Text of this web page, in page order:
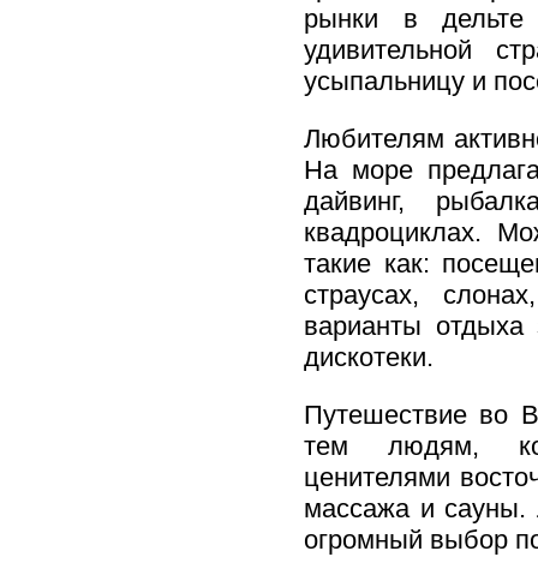
рынки в
удивительной
усыпальницу и
Любителям
На море
дайвинг,
квадроциклах.
такие как:
страусах,
варианты отдыха
дискотеки.
Путешествие во
тем людям,
ценителями
массажа и сауны.
огромный выбор